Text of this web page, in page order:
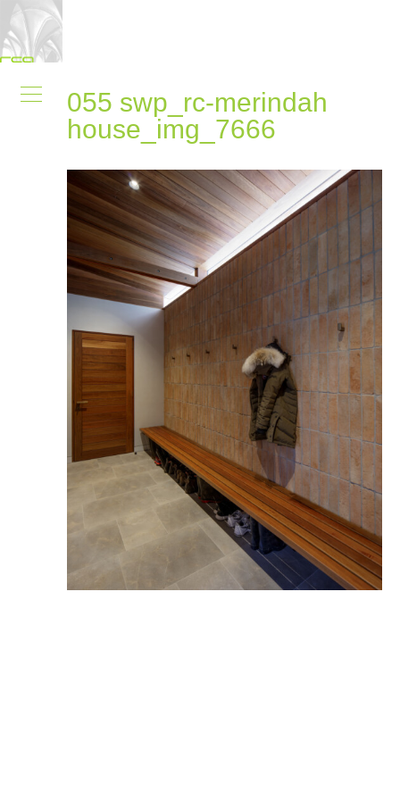
055 swp_rc-merindah
house_img_7666